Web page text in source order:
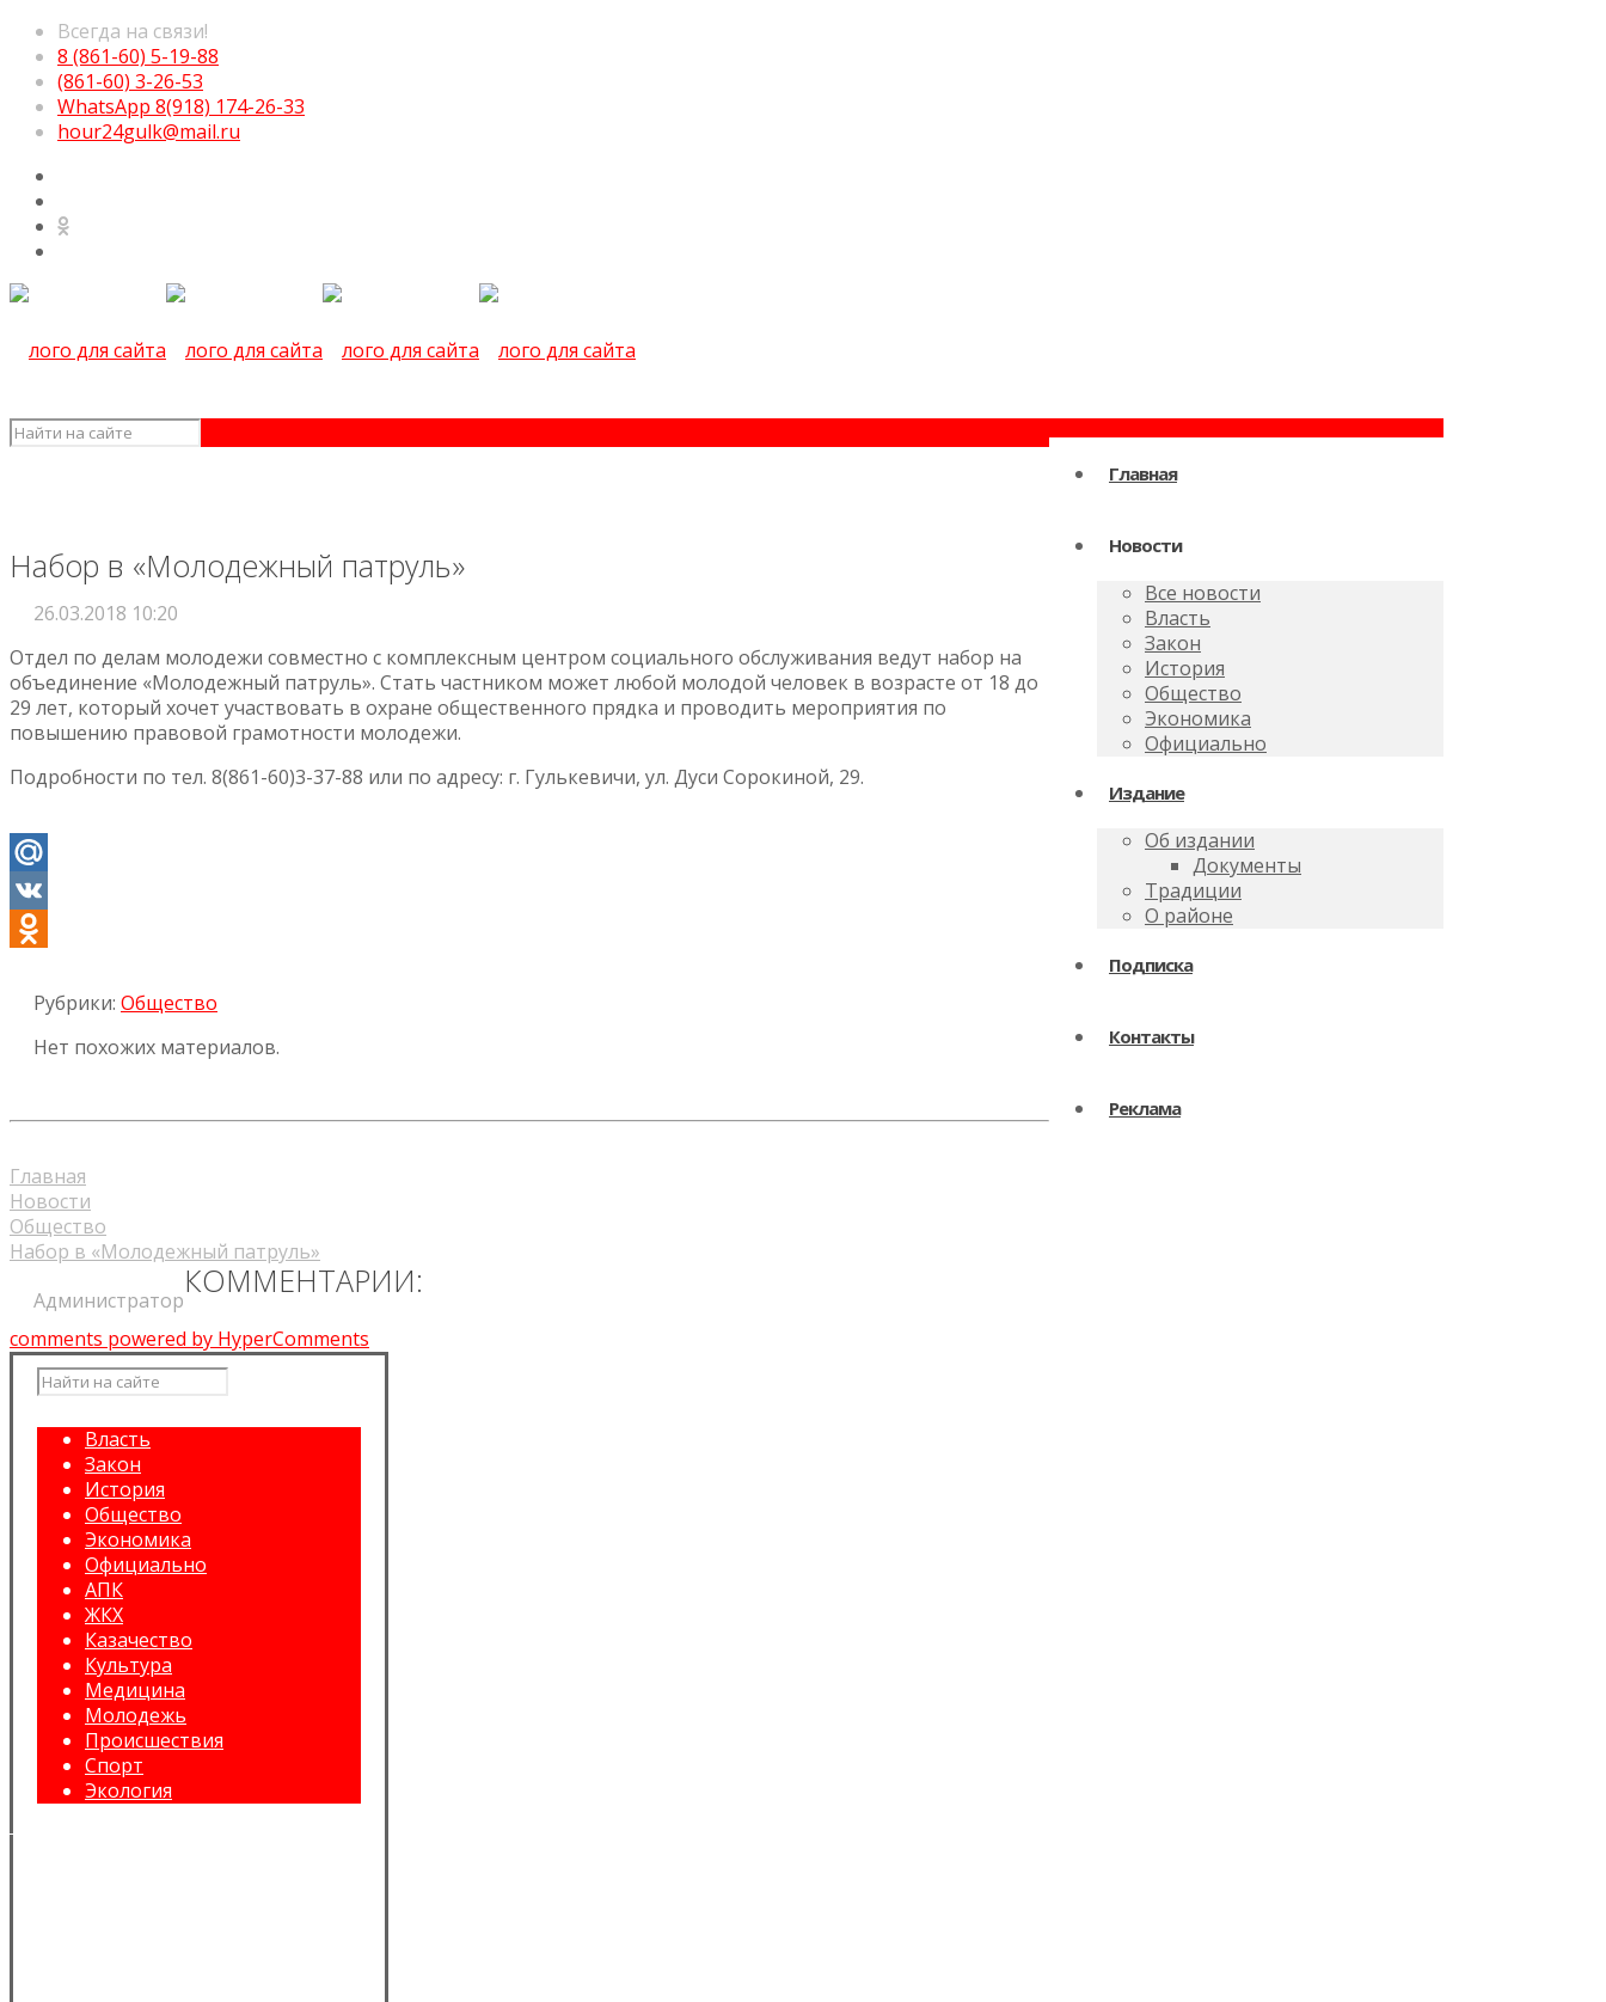
Всегда на связи!
8 (861-60) 5-19-88
(861-60) 3-26-53
WhatsApp 8(918) 174-26-33
hour24gulk@mail.ru
Главная
Новости
Все новости
Власть
Закон
История
Общество
Экономика
Официально
Издание
Об издании
Документы
Традиции
О районе
Подписка
Контакты
Реклама
Главная
Новости
Общество
Набор в «Молодежный патруль»
Набор в «Молодежный патруль»
26.03.2018 10:20
Отдел по делам молодежи совместно с комплексным центром социального обслуживания ведут набор на
объединение «Молодежный патруль». Стать частником может любой молодой человек в возрасте от 18 до
29 лет, который хочет участвовать в охране общественного прядка и проводить мероприятия по
повышению правовой грамотности молодежи.
Подробности по тел. 8(861-60)3-37-88 или по адресу: г. Гулькевичи, ул. Дуси Сорокиной, 29.
Mail.Ru
VK
Администратор
Рубрики: Общество
Нет похожих материалов.
КОММЕНТАРИИ:
comments powered by HyperComments
Власть
Закон
История
Общество
Экономика
Официально
АПК
ЖКХ
Казачество
Культура
Медицина
Молодежь
Происшествия
Спорт
Экология